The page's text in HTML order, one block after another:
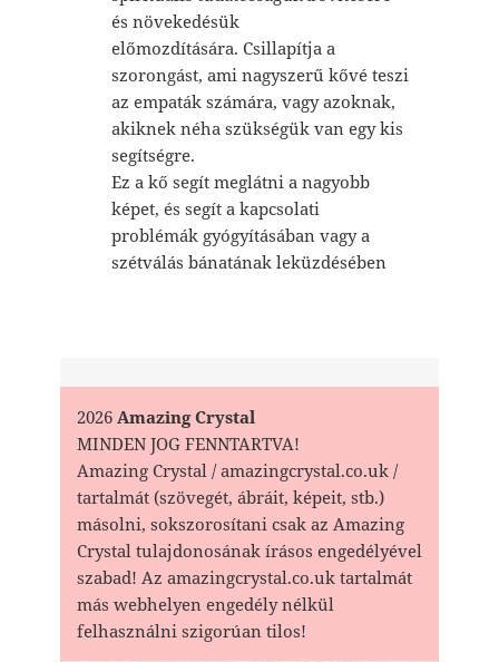
és növekedésük
előmozdítására. Csillapítja a
szorongást, ami nagyszerű kővé teszi
az empaták számára, vagy azoknak,
akiknek néha szükségük van egy kis
segítségre.
Ez a kő segít meglátni a nagyobb
képet, és segít a kapcsolati
problémák gyógyításában vagy a
szétválás bánatának leküzdésében
2026Amazing Crystal
MINDEN JOG FENNTARTVA!
Amazing Crystal / amazingcrystal.co.uk /
tartalmát (szövegét, ábráit, képeit, stb.)
másolni, sokszorosítani csak az Amazing
Crystal tulajdonosának írásos engedélyével
szabad! Az amazingcrystal.co.uk tartalmát
más webhelyen engedély nélkül
felhasználni szigorúan tilos!